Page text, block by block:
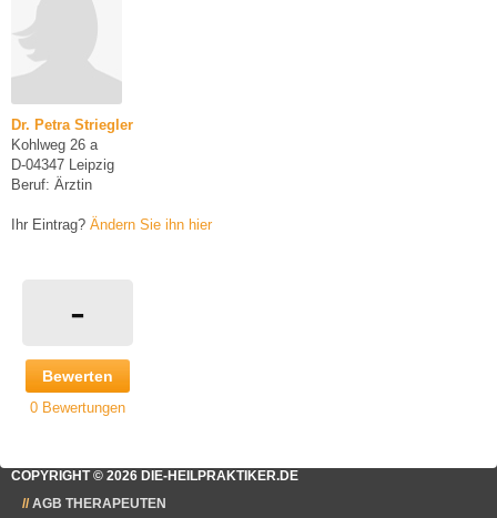
Dr. Petra Striegler
Kohlweg 26 a
D-04347 Leipzig
Beruf: Ärztin
Ihr Eintrag? Ändern Sie ihn hier
-
Bewerten
0 Bewertungen
COPYRIGHT © 2026 DIE-HEILPRAKTIKER.DE
AGB THERAPEUTEN